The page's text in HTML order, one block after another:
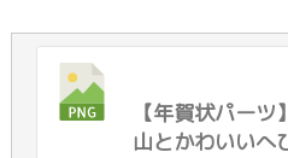
【年賀状パーツ
山とかわいいへ